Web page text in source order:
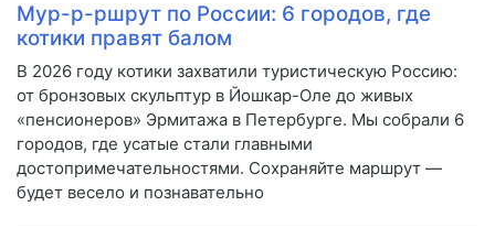
Мур-р-ршрут по России: 6 городов, где
котики правят балом
В 2026 году котики захватили туристическую Россию:
от бронзовых скульптур в Йошкар-Оле до живых
«пенсионеров» Эрмитажа в Петербурге. Мы собрали 6
городов, где усатые стали главными
достопримечательностями. Сохраняйте маршрут —
будет весело и познавательно